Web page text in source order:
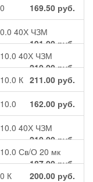
169.50 руб.
40Х ЧЗМ
191.00руб.
40Х ЧЗМ
210.00руб.
К 211.00 руб.
162.00 руб.
40Х ЧЗМ
210.00руб.
Св/О 20 мк
187.00руб.
К
200.00 руб.